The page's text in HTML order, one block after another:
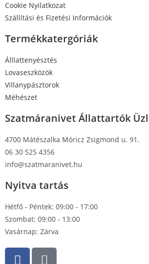
Cookie Nyilatkozat
Szállítási és Fizetési Információk
Termékkatergóriák
Álllattenyésztés
Lovaseszközök
Villanypásztorok
Méhészet
Szatmáranivet Állattartók
4700 Mátészalka Móricz Zsigmond u. 91.
06 30 525 4356
info@szatmaranivet.hu
Nyitva tartás
Hétfő - Péntek: 09:00 - 17:00
Szombat: 09:00 - 13:00
Vasárnap: Zárva